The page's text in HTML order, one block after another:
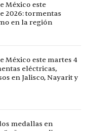
México este
2026: tormentas
en la región
México este martes 4
eléctricas,
en Jalisco, Nayarit y
medallas en